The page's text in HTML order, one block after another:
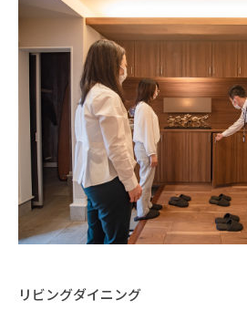
リビングダイニング